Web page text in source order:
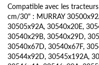
Compatible avec les
cm/30" : MURRAY
30505x92A, 30540x20E,
30540x29B, 30540x29D,
30540x67D, 30540x67F,
30544x92D, 30545x192A,